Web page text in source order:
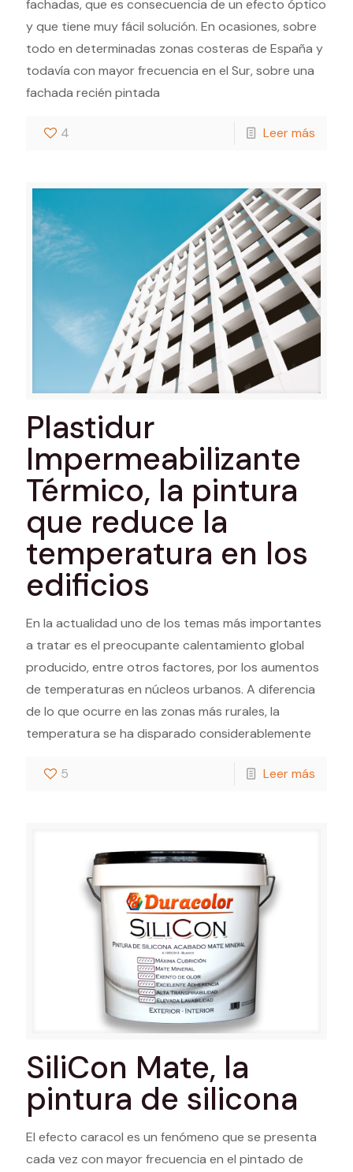
fachadas, que es consecuencia de un efecto óptico
y que tiene muy fácil solución. En ocasiones, sobre
todo en determinadas zonas costeras de España y
todavía con mayor frecuencia en el Sur, sobre una
fachada recién pintada
4 Leer más
Plastidur
Impermeabilizante
Térmico, la pintura
que reduce la
temperatura en los
edificios
En la actualidad uno de los temas más importantes
a tratar es el preocupante calentamiento global
producido, entre otros factores, por los aumentos
de temperaturas en núcleos urbanos. A diferencia
de lo que ocurre en las zonas más rurales, la
temperatura se ha disparado considerablemente
5 Leer más
SiliCon Mate, la
pintura de silicona
El efecto caracol es un fenómeno que se presenta
cada vez con mayor frecuencia en el pintado de